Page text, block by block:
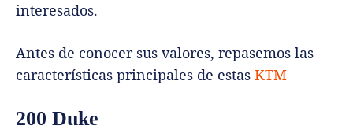
interesados.
Antes de conocer sus valores, repasemos las
características principales de estas KTM
200 Duke